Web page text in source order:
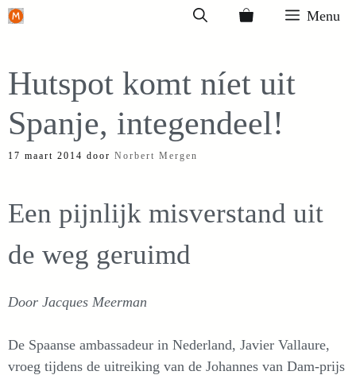
Ga
inhoud
Menu
Hutspot komt níet uit
Spanje, integendeel!
17 maart 2014 door Norbert Mergen
Een pijnlijk misverstand uit
de weg geruimd
Door Jacques Meerman
De Spaanse ambassadeur in Nederland, Javier Vallaure,
vroeg tijdens de uitreiking van de Johannes van Dam-prijs